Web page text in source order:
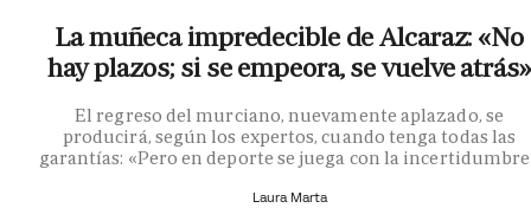
La muñeca impredecible de Alcaraz: «No
hay plazos; si se empeora, se vuelve atrás»
El regreso del murciano, nuevamente aplazado, se
producirá, según los expertos, cuando tenga todas las
garantías: «Pero en deporte se juega con la
Laura Marta